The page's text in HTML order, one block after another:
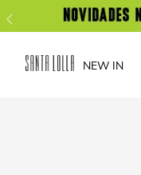
NEW IN